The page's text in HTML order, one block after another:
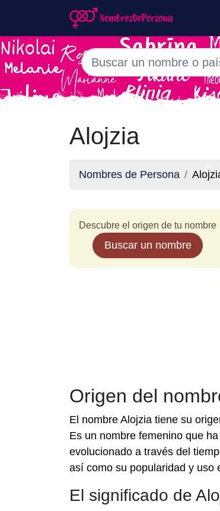
Alojzia
Nombres de Persona
Descubre el origen de tu nombre
Buscar un nombre
Origen del
El nombre Alojzia tiene su
Es un nombre femenino que
evolucionado a través del
así como su popularidad y uso
El significado de